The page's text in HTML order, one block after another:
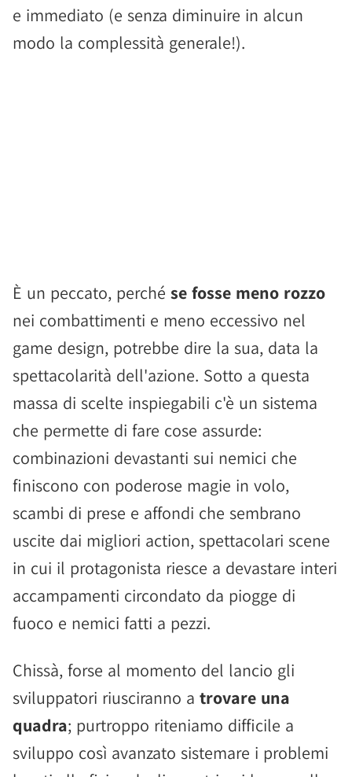
e immediato (e senza diminuire in alcun
modo la complessità generale!).
È un peccato, perché se fosse meno rozzo
nei combattimenti e meno eccessivo nel
game design, potrebbe dire la sua, data la
spettacolarità dell'azione. Sotto a questa
massa di scelte inspiegabili c'è un sistema
che permette di fare cose assurde:
combinazioni devastanti sui nemici che
finiscono con poderose magie in volo,
scambi di prese e affondi che sembrano
uscite dai migliori action, spettacolari scene
in cui il protagonista riesce a devastare interi
accampamenti circondato da piogge di
fuoco e nemici fatti a pezzi.
Chissà, forse al momento del lancio gli
sviluppatori riusciranno a trovare una
quadra; purtroppo riteniamo difficile a
sviluppo così avanzato sistemare i problemi